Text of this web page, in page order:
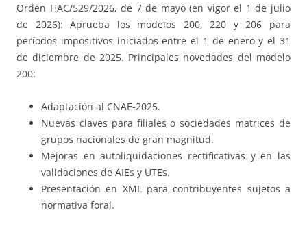
Orden HAC/529/2026, de 7 de mayo (en vigor el 1 de julio
de 2026): Aprueba los modelos 200, 220 y 206 para
períodos impositivos iniciados entre el 1 de enero y el 31
de diciembre de 2025. Principales novedades del modelo
200:
Adaptación al CNAE-2025.
Nuevas claves para filiales o sociedades matrices de
grupos nacionales de gran magnitud.
Mejoras en autoliquidaciones rectificativas y en las
validaciones de AIEs y UTEs.
Presentación en XML para contribuyentes sujetos a
normativa foral.